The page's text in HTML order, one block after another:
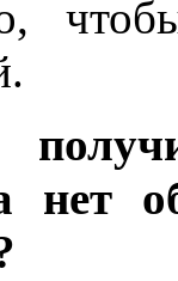
нет